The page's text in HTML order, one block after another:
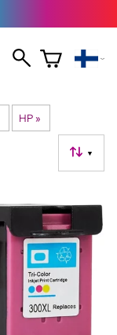
HP ‪»
▼